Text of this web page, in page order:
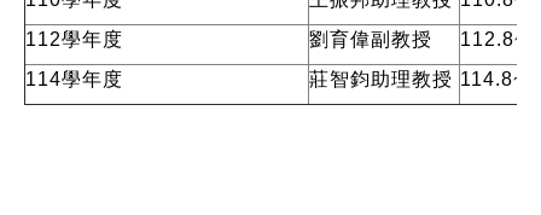
112學年度
劉育偉副教授
114學年度
莊智鈞助理教授 114.8~